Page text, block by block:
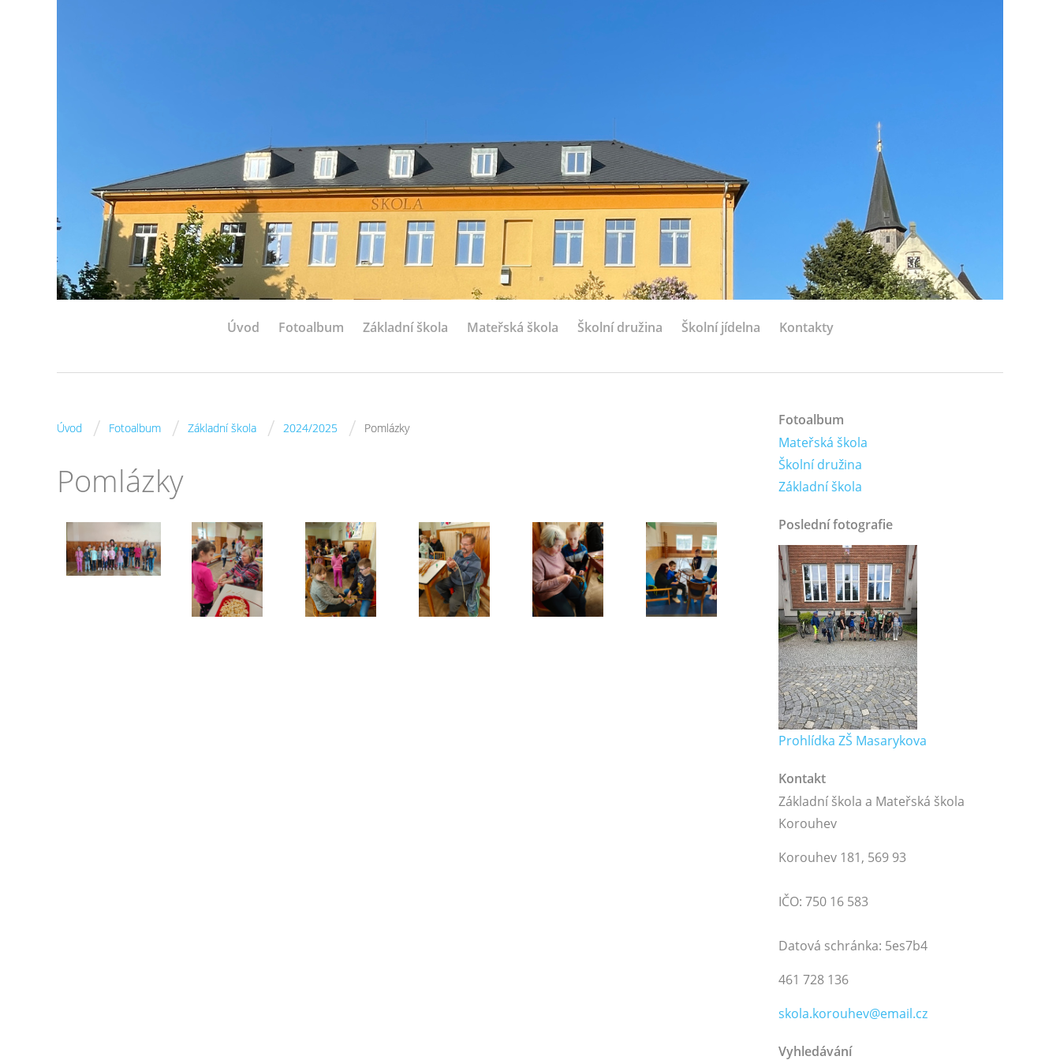
Úvod Fotoalbum Základní škola Mateřská škola Školní družina Školní jídelna Kontakty
Úvod / Fotoalbum / Základní škola / 2024/2025 / Pomlázky
Pomlázky
Fotoalbum
Mateřská škola
Školní družina
Základní škola
Poslední fotografie
Prohlídka ZŠ Masarykova
Kontakt
Základní škola a Mateřská škola
Korouhev
Korouhev 181, 569 93
IČO: 750 16 583
Datová schránka: 5es7b4
461 728 136
skola.korouhev@email.cz
Vyhledávání